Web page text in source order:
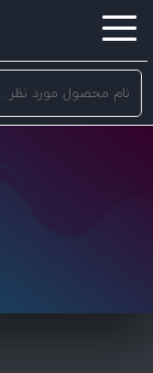
اشتراک
با
این